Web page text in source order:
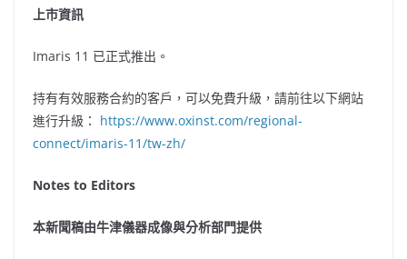
上市資訊
Imaris 11 已正式推出。
持有有效服務合約的客戶，可以免費升級，請前往以下網站
進行升級： https://www.oxinst.com/regional-
connect/imaris-11/tw-zh/
Notes to Editors
本新聞稿由牛津儀器成像與分析部門提供